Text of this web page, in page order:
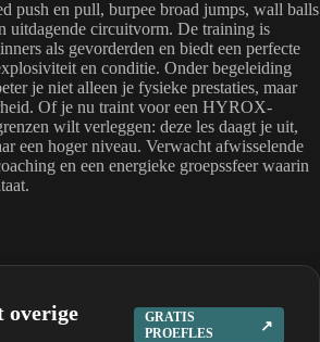
push en pull, burpee broad jumps, wall balls
uitdagende circuitvorm. De training is
als gevorderden en biedt een perfecte
en conditie. Onder begeleiding
je niet alleen je fysieke prestaties, maar
Of je nu traint voor een HYROX-
wilt verleggen: deze les daagt je uit,
een hoger niveau. Verwacht afwisselende
en een energieke groepssfeer waarin
overige
GRATIS
PROEFLES
↗